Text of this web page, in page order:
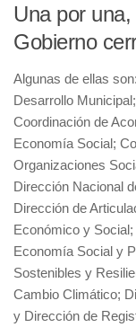
Una por
Gobierno
Algunas de ellas
Desarrollo
Coordinación de
Economía Social;
Organizaciones
Dirección Nacional
Dirección de
Económico y
Economía Social y
Sostenibles y
Cambio Climático;
y Dirección de